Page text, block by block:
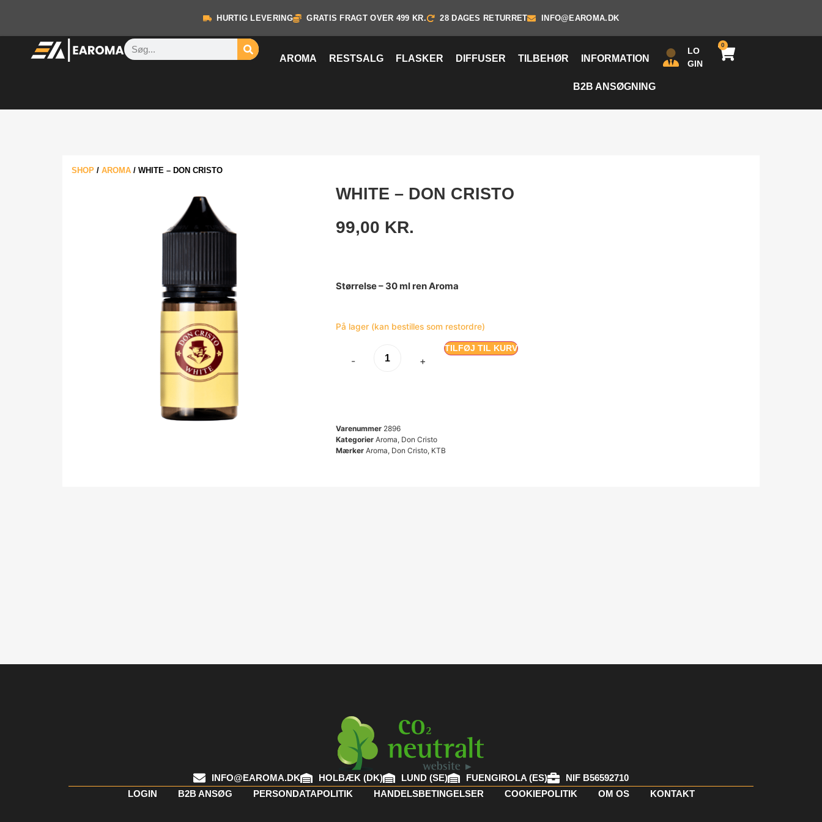
HURTIG LEVERING GRATIS FRAGT OVER 499 KR. 28 DAGES RETURRET INFO@EAROMA.DK
AROMA RESTSALG FLASKER DIFFUSER TILBEHØR INFORMATION
B2B ANSØGNING
LO
GIN
0
SHOP / AROMA / WHITE – DON CRISTO
WHITE – DON CRISTO
99,00 KR.
Størrelse – 30 ml ren Aroma
På lager (kan bestilles som restordre)
- +
TILFØJ TIL KURV
Varenummer 2896
Kategorier Aroma, Don Cristo
Mærker Aroma, Don Cristo, KTB
INFO@EAROMA.DK HOLBÆK (DK) LUND (SE) FUENGIROLA (ES)
NIF B56592710
LOGIN
B2B ANSØG PERSONDATAPOLITIK HANDELSBETINGELSER COOKIEPOLITIK OM OS KONTAKT